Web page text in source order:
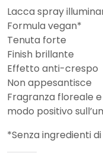
Lacca spray
Formula vegan*
Tenuta forte
Finish brillante
Effetto anti-crespo
Non appesantisce
Fragranza floreale
modo positivo
*Senza ingredienti